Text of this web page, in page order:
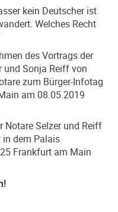
kein Deutscher ist
Welches Recht
des Vortrags der
und Sonja Reiff von
zum Bürger-Infotag
am 08.05.2019
Notare Selzer und Reiff
dem Palais
Frankfurt am Main